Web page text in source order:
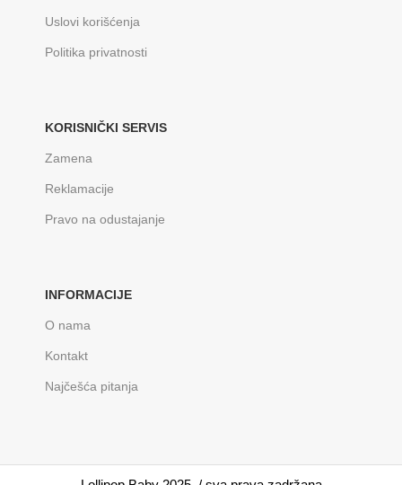
Uslovi korišćenja
Politika privatnosti
KORISNIČKI SERVIS
Zamena
Reklamacije
Pravo na odustajanje
INFORMACIJE
O nama
Kontakt
Najčešća pitanja